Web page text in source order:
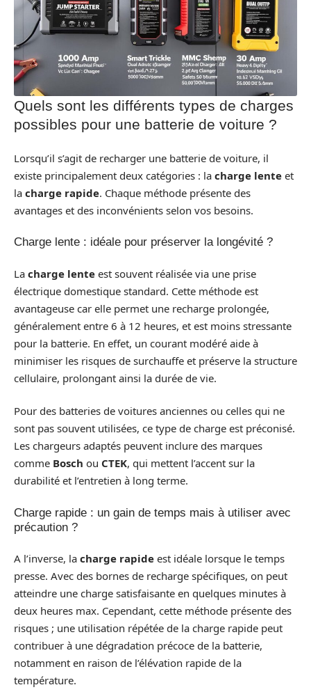
Quels sont les différents types de charges
possibles pour une batterie de voiture ?
Lorsqu’il s’agit de recharger une batterie de voiture, il
existe principalement deux catégories : la charge lente et
la charge rapide. Chaque méthode présente des
avantages et des inconvénients selon vos besoins.
Charge lente : idéale pour préserver la longévité ?
La charge lente est souvent réalisée via une prise
électrique domestique standard. Cette méthode est
avantageuse car elle permet une recharge prolongée,
généralement entre 6 à 12 heures, et est moins stressante
pour la batterie. En effet, un courant modéré aide à
minimiser les risques de surchauffe et préserve la structure
cellulaire, prolongant ainsi la durée de vie.
Pour des batteries de voitures anciennes ou celles qui ne
sont pas souvent utilisées, ce type de charge est préconisé.
Les chargeurs adaptés peuvent inclure des marques
comme Bosch ou CTEK, qui mettent l’accent sur la
durabilité et l’entretien à long terme.
Charge rapide : un gain de temps mais à utiliser avec
précaution ?
A l’inverse, la charge rapide est idéale lorsque le temps
presse. Avec des bornes de recharge spécifiques, on peut
atteindre une charge satisfaisante en quelques minutes à
deux heures max. Cependant, cette méthode présente des
risques ; une utilisation répétée de la charge rapide peut
contribuer à une dégradation précoce de la batterie,
notamment en raison de l’élévation rapide de la
température.